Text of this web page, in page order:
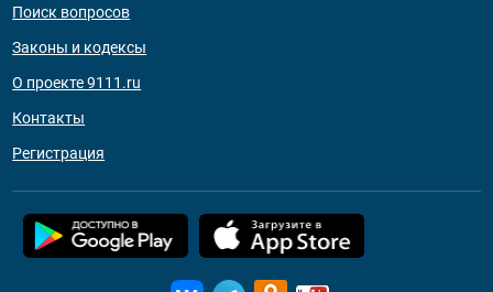
Поиск вопросов
Законы и кодексы
О проекте 9111.ru
Контакты
Регистрация